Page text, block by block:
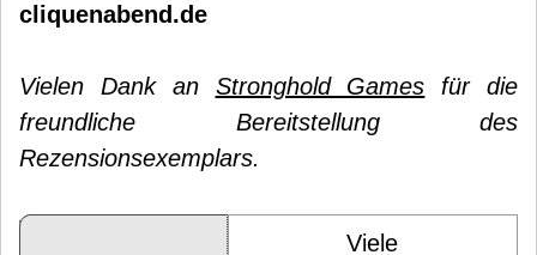
cliquenabend.de
Vielen Dank an Stronghold Games für die
freundliche Bereitstellung des
Rezensionsexemplars.
Viele